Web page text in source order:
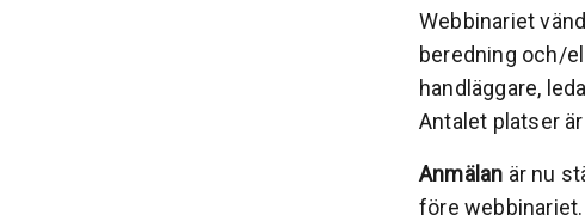
Webbinariet
beredning och/
handläggare,
Antalet platser
Anmälan är nu
före webbinariet.